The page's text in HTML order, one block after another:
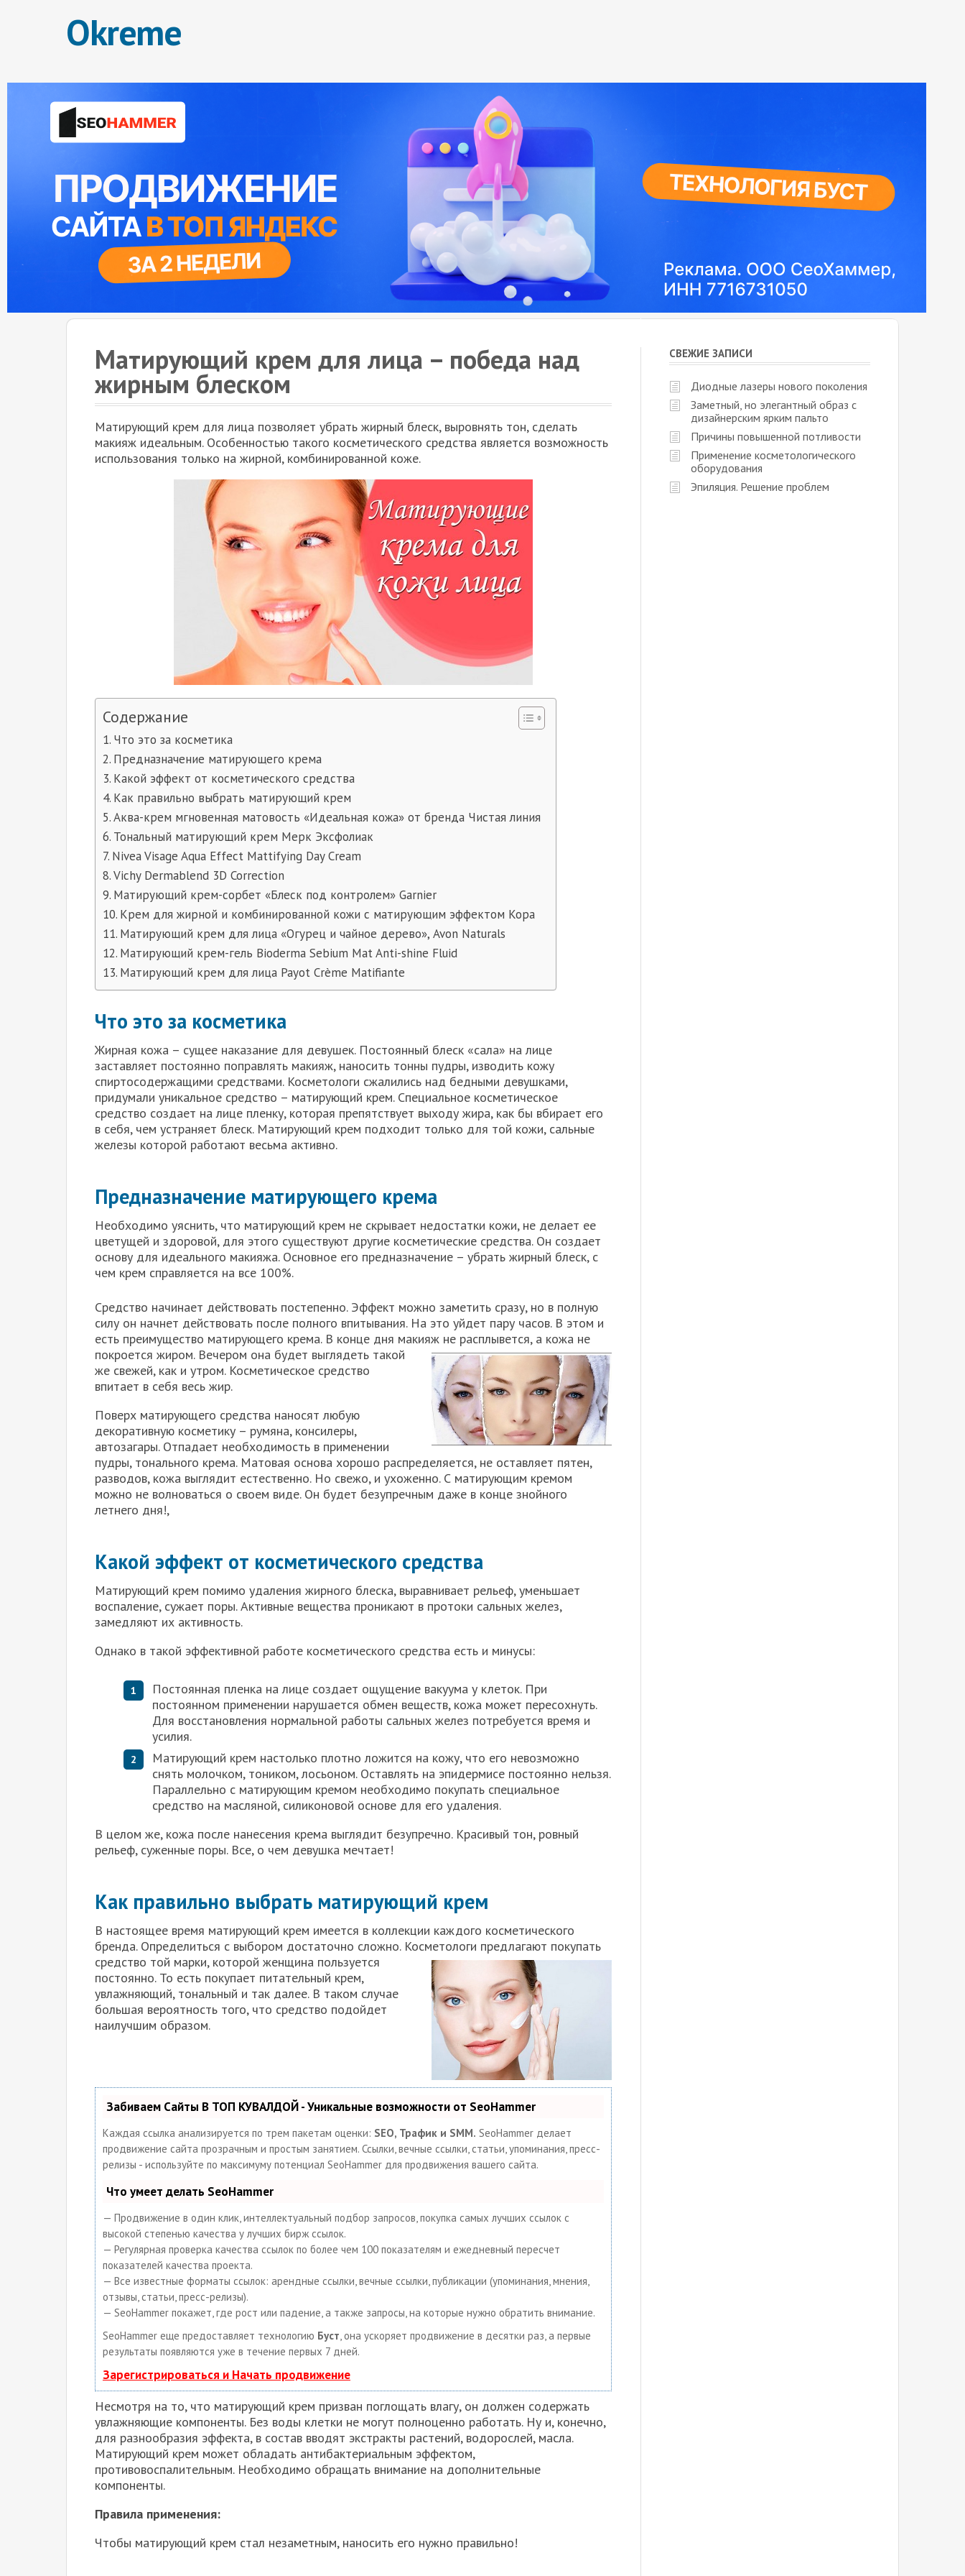
Okreme
Матирующий крем для лица – победа над
жирным блеском
Матирующий крем для лица позволяет убрать жирный блеск, выровнять тон, сделать
макияж идеальным. Особенностью такого косметического средства является возможность
использования только на жирной, комбинированной коже.
Содержание
Что это за косметика
Предназначение матирующего крема
Какой эффект от косметического средства
Как правильно выбрать матирующий крем
Аква-крем мгновенная матовость «Идеальная кожа» от бренда Чистая линия
Тональный матирующий крем Мерк Эксфолиак
Nivea Visage Aqua Effect Mattifying Day Cream
Vichy Dermablend 3D Correction
Матирующий крем-сорбет «Блеск под контролем» Garnier
Крем для жирной и комбинированной кожи с матирующим эффектом Кора
Матирующий крем для лица «Огурец и чайное дерево», Avon Naturals
Матирующий крем-гель Bioderma Sebium Mat Anti-shine Fluid
Матирующий крем для лица Payot Crème Matifiante
Что это за косметика
Жирная кожа – сущее наказание для девушек. Постоянный блеск «сала» на лице
заставляет постоянно поправлять макияж, наносить тонны пудры, изводить кожу
спиртосодержащими средствами. Косметологи сжалились над бедными девушками,
придумали уникальное средство – матирующий крем. Специальное косметическое
средство создает на лице пленку, которая препятствует выходу жира, как бы вбирает его
в себя, чем устраняет блеск. Матирующий крем подходит только для той кожи, сальные
железы которой работают весьма активно.
Предназначение матирующего крема
Необходимо уяснить, что матирующий крем не скрывает недостатки кожи, не делает ее
цветущей и здоровой, для этого существуют другие косметические средства. Он создает
основу для идеального макияжа. Основное его предназначение – убрать жирный блеск, с
чем крем справляется на все 100%.
Средство начинает действовать постепенно. Эффект можно заметить сразу, но в полную
силу он начнет действовать после полного впитывания. На это уйдет пару часов. В этом и
есть преимущество матирующего крема. В конце дня макияж не расплывется, а кожа не
покроется жиром. Вечером она будет выглядеть такой
же свежей, как и утром. Косметическое средство
впитает в себя весь жир.
Поверх матирующего средства наносят любую
декоративную косметику – румяна, консилеры,
автозагары. Отпадает необходимость в применении
пудры, тонального крема. Матовая основа хорошо распределяется, не оставляет пятен,
разводов, кожа выглядит естественно. Но свежо, и ухоженно. С матирующим кремом
можно не волноваться о своем виде. Он будет безупречным даже в конце знойного
летнего дня!,
Какой эффект от косметического средства
Матирующий крем помимо удаления жирного блеска, выравнивает рельеф, уменьшает
воспаление, сужает поры. Активные вещества проникают в протоки сальных желез,
замедляют их активность.
Однако в такой эффективной работе косметического средства есть и минусы:
Постоянная пленка на лице создает ощущение вакуума у клеток. При
постоянном применении нарушается обмен веществ, кожа может пересохнуть.
Для восстановления нормальной работы сальных желез потребуется время и
усилия.
Матирующий крем настолько плотно ложится на кожу, что его невозможно
снять молочком, тоником, лосьоном. Оставлять на эпидермисе постоянно нельзя.
Параллельно с матирующим кремом необходимо покупать специальное
средство на масляной, силиконовой основе для его удаления.
В целом же, кожа после нанесения крема выглядит безупречно. Красивый тон, ровный
рельеф, суженные поры. Все, о чем девушка мечтает!
Как правильно выбрать матирующий крем
В настоящее время матирующий крем имеется в коллекции каждого косметического
бренда. Определиться с выбором достаточно сложно. Косметологи предлагают покупать
средство той марки, которой женщина пользуется
постоянно. То есть покупает питательный крем,
увлажняющий, тональный и так далее. В таком случае
большая вероятность того, что средство подойдет
наилучшим образом.
Забиваем Сайты В ТОП КУВАЛДОЙ - Уникальные возможности от SeoHammer
Каждая ссылка анализируется по трем пакетам оценки: SEO, Трафик и SMM. SeoHammer делает
продвижение сайта прозрачным и простым занятием. Ссылки, вечные ссылки, статьи, упоминания, пресс-
релизы - используйте по максимуму потенциал SeoHammer для продвижения вашего сайта.
Что умеет делать SeoHammer
— Продвижение в один клик, интеллектуальный подбор запросов, покупка самых лучших ссылок с
высокой степенью качества у лучших бирж ссылок.
— Регулярная проверка качества ссылок по более чем 100 показателям и ежедневный пересчет
показателей качества проекта.
— Все известные форматы ссылок: арендные ссылки, вечные ссылки, публикации (упоминания, мнения,
отзывы, статьи, пресс-релизы).
— SeoHammer покажет, где рост или падение, а также запросы, на которые нужно обратить внимание.
SeoHammer еще предоставляет технологию Буст , она ускоряет продвижение в десятки раз, а первые
результаты появляются уже в течение первых 7 дней.
Зарегистрироваться и Начать продвижение
Несмотря на то, что матирующий крем призван поглощать влагу, он должен содержать
увлажняющие компоненты. Без воды клетки не могут полноценно работать. Ну и, конечно,
для разнообразия эффекта, в состав вводят экстракты растений, водорослей, масла.
Матирующий крем может обладать антибактериальным эффектом,
противовоспалительным. Необходимо обращать внимание на дополнительные
компоненты.
Правила применения:
Чтобы матирующий крем стал незаметным, наносить его нужно правильно!
СВЕЖИЕ ЗАПИСИ
Диодные лазеры нового поколения
Заметный, но элегантный образ с
дизайнерским ярким пальто
Причины повышенной потливости
Применение косметологического
оборудования
Эпиляция. Решение проблем